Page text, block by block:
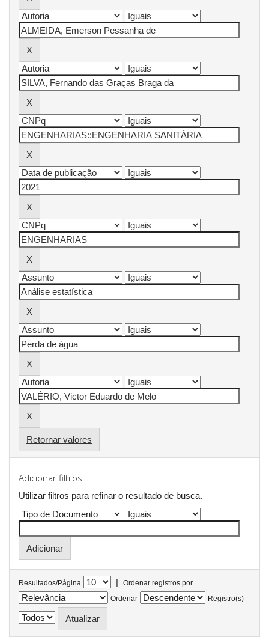
Retornar valores
Adicionar filtros:
Utilizar filtros para refinar o resultado de busca.
Resultados/Página |
Ordenar registros por
Ordenar
Registro(s)